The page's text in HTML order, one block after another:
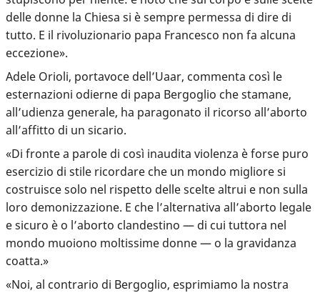
delle donne la Chiesa si è sempre permessa di dire di
tutto. E il rivoluzionario papa Francesco non fa alcuna
eccezione».
Adele Orioli, portavoce dell’Uaar, commenta così le
esternazioni odierne di papa Bergoglio che stamane,
all’udienza generale, ha paragonato il ricorso all’aborto
all’affitto di un sicario.
«Di fronte a parole di così inaudita violenza è forse puro
esercizio di stile ricordare che un mondo migliore si
costruisce solo nel rispetto delle scelte altrui e non sulla
loro demonizzazione. E che l’alternativa all’aborto legale
e sicuro è o l’aborto clandestino — di cui tuttora nel
mondo muoiono moltissime donne — o la gravidanza
coatta.»
«Noi, al contrario di Bergoglio, esprimiamo la nostra